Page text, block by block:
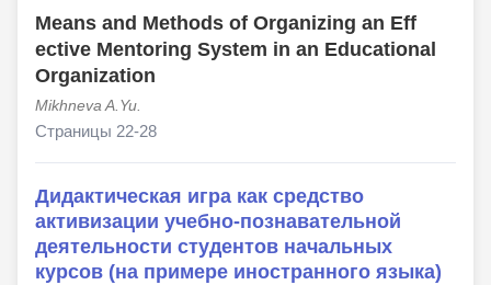
Means and Methods of Organizing an Eff
ective Mentoring System in an Educational
Organization
Mikhneva A.Yu.
Страницы 22-28
Дидактическая игра как средство
активизации учебно-познавательной
деятельности студентов начальных
курсов (на примере иностранного языка)